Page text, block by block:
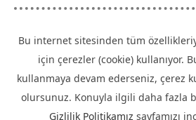
Bu internet sitesinden tüm
için çerezler (cookie) kullanıyor.
kullanmaya devam ederseniz, çerez
olursunuz. Konuyla ilgili daha fazla
Gizlilik Politikamız sayfamızı